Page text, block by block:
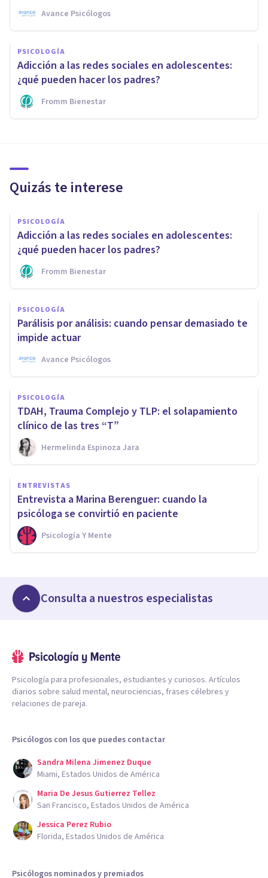
Avance Psicólogos
PSICOLOGÍA
Adicción a las redes sociales en adolescentes:
¿qué pueden hacer los padres?
Fromm Bienestar
Quizás te interese
PSICOLOGÍA
Adicción a las redes sociales en adolescentes:
¿qué pueden hacer los padres?
Fromm Bienestar
PSICOLOGÍA
Parálisis por análisis: cuando pensar demasiado te
impide actuar
Avance Psicólogos
PSICOLOGÍA
TDAH, Trauma Complejo y TLP: el solapamiento
clínico de las tres “T”
Hermelinda Espinoza Jara
ENTREVISTAS
Entrevista a Marina Berenguer: cuando la
psicóloga se convirtió en paciente
Psicología Y Mente
Consulta a nuestros especialistas
Psicología para profesionales, estudiantes y curiosos. Artículos
diarios sobre salud mental, neurociencias, frases célebres y
relaciones de pareja.
Psicólogos con los que puedes contactar
Sandra Milena Jimenez Duque
Miami, Estados Unidos de América
Maria De Jesus Gutierrez Tellez
San Francisco, Estados Unidos de América
Jessica Perez Rubio
Florida, Estados Unidos de América
Psicólogos nominados y premiados